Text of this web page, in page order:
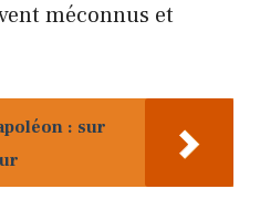
méconnus et
: sur